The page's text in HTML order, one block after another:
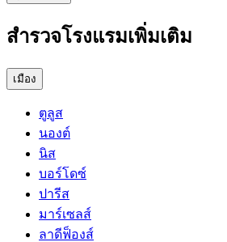
สำรวจโรงแรมเพิ่มเติม
เมือง
ตูลูส
นองต์
นิส
บอร์โดซ์
ปารีส
มาร์เซลส์
ลาดีฟ็องส์